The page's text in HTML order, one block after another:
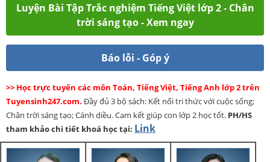
Luyện Bài Tập Trắc nghiệm Tiếng Việt lớp 2 - Chân
trời sáng tạo - Xem ngay
Báo lỗi - Góp ý
>> Học trực tuyến các môn Toán, Tiếng Việt, Tiếng Anh lớp 2 trên
Tuyensinh247.com. Đầy đủ 3 bộ sách: Kết nối tri thức với cuộc sống;
Chân trời sáng tạo; Cánh diều. Cam kết giúp con lớp 2 học tốt. PH/HS
tham khảo chi tiết khoá học tại: Link